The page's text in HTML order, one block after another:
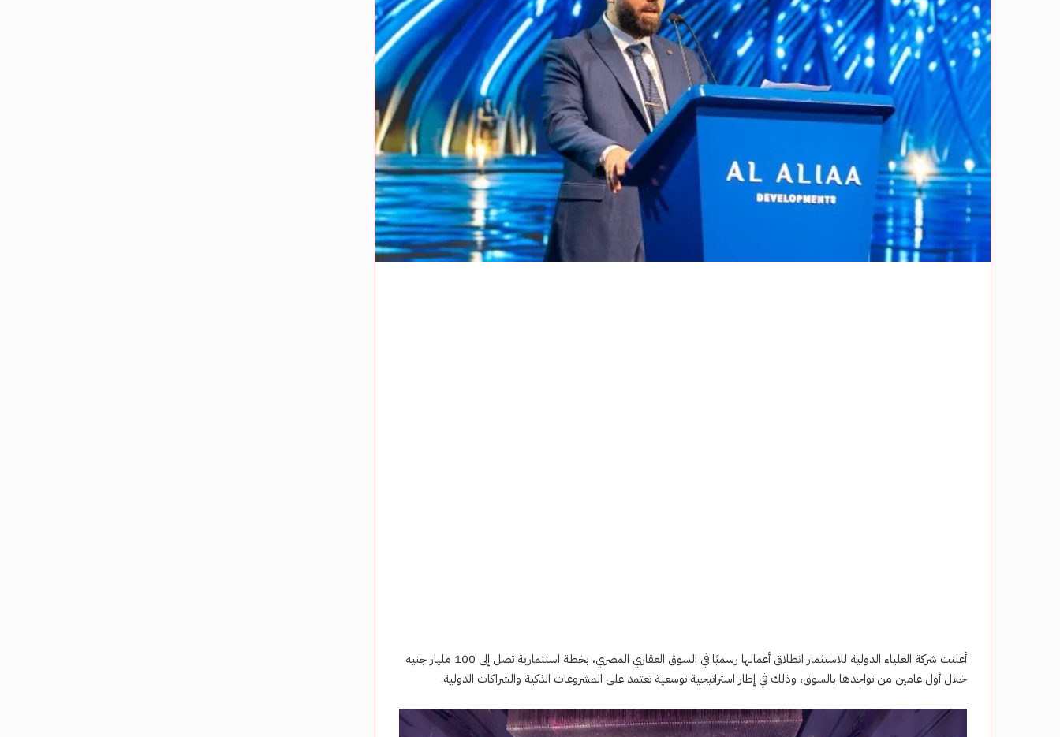
أعلنت شركة العلياء الدولية للاستثمار انطلاق أعمالها رسميًا في السوق العقاري المصري، بخطة استثمارية تصل إلى 100 مليار جنيه
خلال أول عامين من تواجدها بالسوق، وذلك في إطار استراتيجية توسعية تعتمد على المشروعات الذكية والشراكات الدولية.